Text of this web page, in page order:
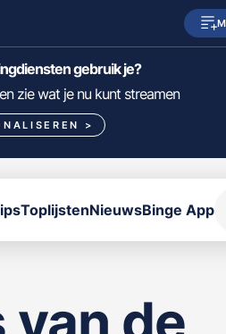
Prime Video
NPO Start
Pathé Thuis
gebruik je?
zie wat je nu kunt streamen
>
ToplijstenNieuwsBinge App